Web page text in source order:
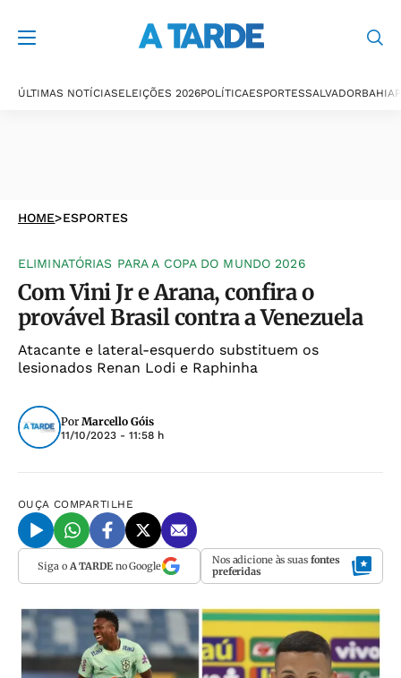
ÚLTIMAS NOTÍCIASELEIÇÕES 2026POLÍTICAESPORTESSALVADORBAHIA
HOME>ESPORTES
ELIMINATÓRIAS PARA A COPA DO MUNDO 2026
Com Vini Jr e Arana, confira o
provável Brasil contra a Venezuela
Atacante e lateral-esquerdo substituem os
lesionados Renan Lodi e Raphinha
Por Marcello Góis
11/10/2023 - 11:58 h
OUÇA COMPARTILHE
Siga o A TARDEno Google Nos adicione às suas fontes
preferidas